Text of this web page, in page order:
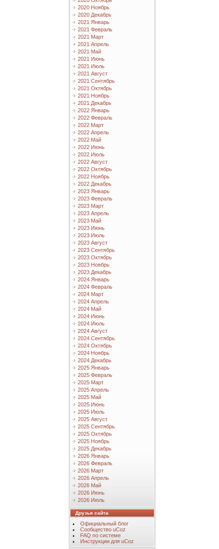
2020 Ноябрь
2020 Декабрь
2021 Январь
2021 Февраль
2021 Март
2021 Апрель
2021 Май
2021 Июнь
2021 Июль
2021 Август
2021 Сентябрь
2021 Октябрь
2021 Ноябрь
2021 Декабрь
2022 Январь
2022 Февраль
2022 Март
2022 Апрель
2022 Май
2022 Июнь
2022 Июль
2022 Август
2022 Октябрь
2022 Ноябрь
2022 Декабрь
2023 Январь
2023 Февраль
2023 Март
2023 Апрель
2023 Май
2023 Июнь
2023 Июль
2023 Август
2023 Сентябрь
2023 Октябрь
2023 Ноябрь
2023 Декабрь
2024 Январь
2024 Февраль
2024 Март
2024 Апрель
2024 Май
2024 Июнь
2024 Июль
2024 Август
2024 Сентябрь
2024 Октябрь
2024 Ноябрь
2024 Декабрь
2025 Январь
2025 Февраль
2025 Март
2025 Апрель
2025 Май
2025 Июнь
2025 Июль
2025 Август
2025 Сентябрь
2025 Октябрь
2025 Ноябрь
2025 Декабрь
2026 Январь
2026 Февраль
2026 Март
2026 Апрель
2026 Май
2026 Июнь
2026 Июль
Друзья сайта
Официальный блог
Сообщество uCoz
FAQ по системе
Инструкции для uCoz